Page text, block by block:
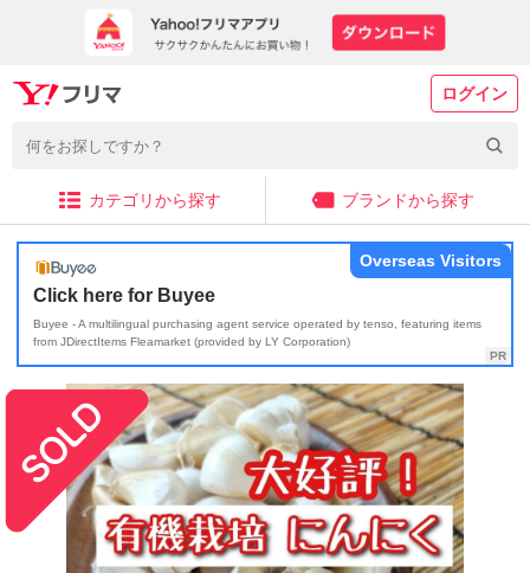
ログイン
カテゴリから探す ブランドから探す
Click here for Buyee
Buyee - A multilingual purchasing agent service operated by tenso, featuring items
from JDirectItems Fleamarket (provided by LY Corporation)
Overseas Visitors